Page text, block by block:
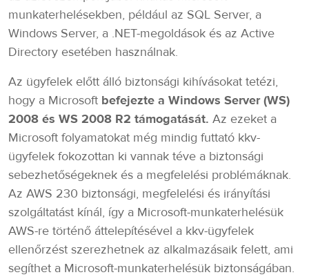
munkaterhelésekben, például az SQL Server, a
Windows Server, a .NET-megoldások és az Active
Directory esetében használnak.
Az ügyfelek előtt álló biztonsági kihívásokat tetézi,
hogy a Microsoft befejezte a Windows Server (WS)
2008 és WS 2008 R2 támogatását. Az ezeket a
Microsoft folyamatokat még mindig futtató kkv-
ügyfelek fokozottan ki vannak téve a biztonsági
sebezhetőségeknek és a megfelelési problémáknak.
Az AWS 230 biztonsági, megfelelési és irányítási
szolgáltatást kínál, így a Microsoft-munkaterhelésük
AWS-re történő áttelepítésével a kkv-ügyfelek
ellenőrzést szerezhetnek az alkalmazásaik felett, ami
segíthet a Microsoft-munkaterhelésük biztonságában.